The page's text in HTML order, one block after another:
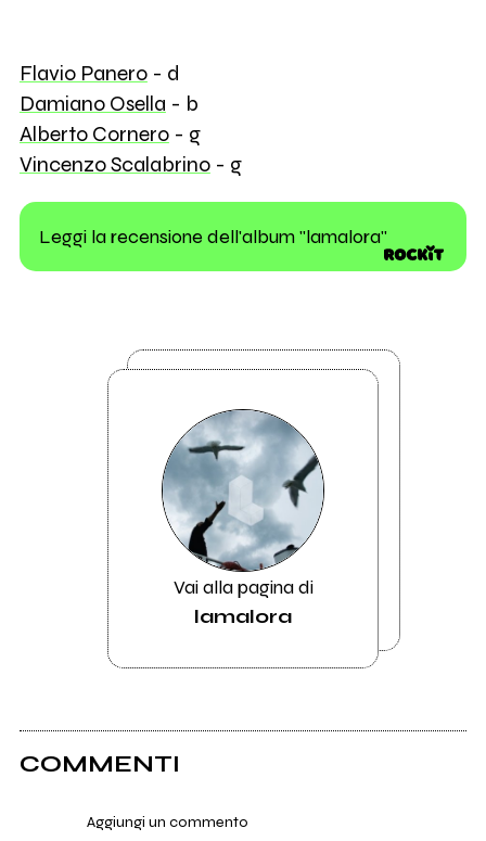
Flavio Panero- d
Damiano Osella - b
Alberto Cornero- g
Vincenzo Scalabrino- g
Leggi la recensione dell'album "lamalora"
Vai alla pagina di
lamalora
COMMENTI
Aggiungi un commento